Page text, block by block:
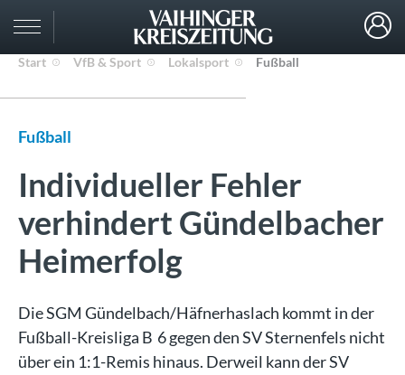
Start VfB & Sport Lokalsport Fußball
Fußball
Individueller Fehler
verhindert Gündelbacher
Heimerfolg
Die SGM Gündelbach/Häfnerhaslach kommt in der
Fußball-Kreisliga B 6 gegen den SV Sternenfels nicht
über ein 1:1-Remis hinaus. Derweil kann der SV